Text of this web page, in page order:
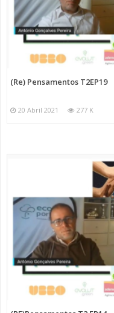
(Re) Pensamentos T2EP19
20 Abril 2021 277 K